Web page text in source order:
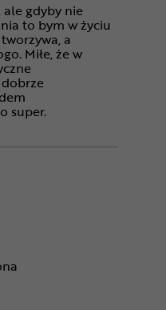
ale gdyby nie
to bym w życiu
a
Miłe, że w
super.